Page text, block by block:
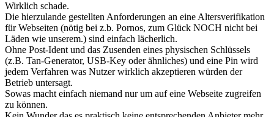
Wirklich schade.
Die hierzulande gestellten Anforderungen an eine Altersverifikation
für Webseiten (nötig bei z.b. Pornos, zum Glück NOCH nicht bei
Läden wie unserem.) sind einfach lächerlich.
Ohne Post-Ident und das Zusenden eines physischen Schlüssels
(z.B. Tan-Generator, USB-Key oder ähnliches) und eine Pin wird
jedem Verfahren was Nutzer wirklich akzeptieren würden der
Betrieb untersagt.
Sowas macht einfach niemand nur um auf eine Webseite zugreifen
zu können.